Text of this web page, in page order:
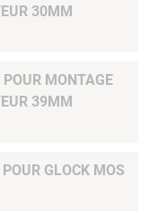
30MM
MONTAGE
39MM
GLOCK MOS